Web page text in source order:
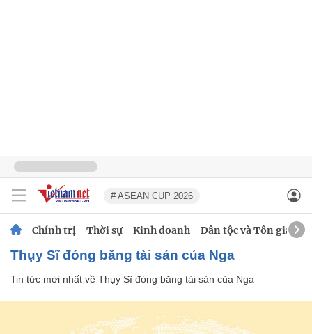
# ASEAN CUP 2026
Chính trị Thời sự Kinh doanh Dân tộc và Tôn giáo
Thụy Sĩ đóng băng tài sản của Nga
Tin tức mới nhất về Thụy Sĩ đóng băng tài sản của Nga